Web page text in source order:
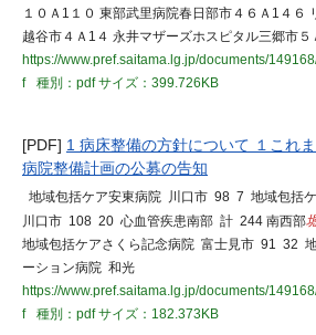
１０Ａ1１０ 東部武里病院春日部市４６Ａ1４６
越谷市４Ａ1４ 永井マザーズホスピタル三郷市５
https://www.pref.saitama.lg.jp/documents/
f
種別：pdfサイズ：399.726KB
[PDF] 1 病床整備の方針について １これ
病院整備計画の公募の告知
地域包括ケア安東病院 川口市 98 7 地域包括
川口市 108 20 心血管疾患南部 計 244 南西部
地域包括ケアさくら記念病院 富士見市 91 32
ーション病院 和光
https://www.pref.saitama.lg.jp/documents/
f
種別：pdfサイズ：182.373KB